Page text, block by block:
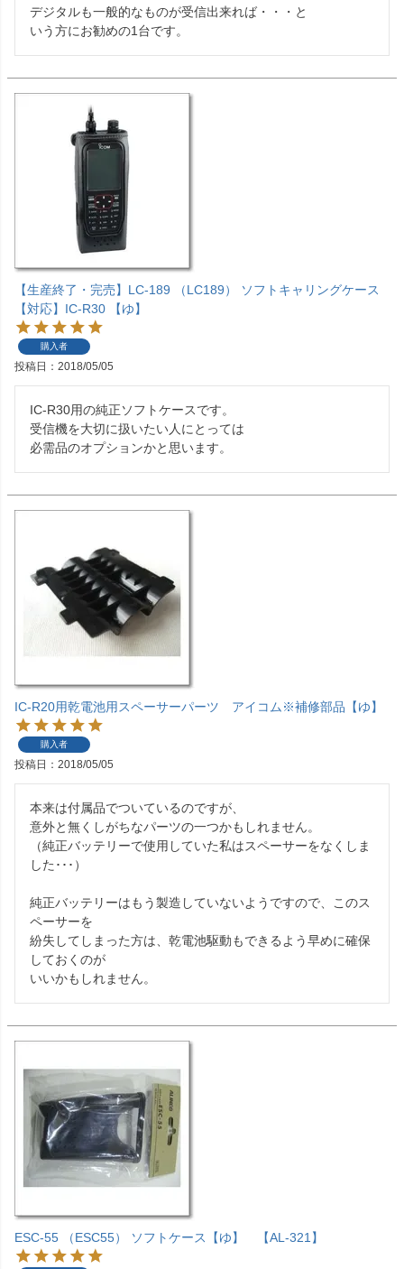
デジタルも一般的なものが受信出来れば・・・と
いう方にお勧めの1台です。
【生産終了・完売】LC-189 （LC189） ソフトキャリングケース
【対応】IC-R30 【ゆ】
購入者
投稿日 2018/05/05
IC-R30用の純正ソフトケースです。
受信機を大切に扱いたい人にとっては
必需品のオプションかと思います。
IC-R20用乾電池用スペーサーパーツ アイコム※補修部品【ゆ】
購入者
投稿日 2018/05/05
本来は付属品でついているのですが、
意外と無くしがちなパーツの一つかもしれません。
（純正バッテリーで使用していた私はスペーサーをなくしま
した･･･）
純正バッテリーはもう製造していないようですので、このス
ペーサーを
紛失してしまった方は、乾電池駆動もできるよう早めに確保
しておくのが
いいかもしれません。
ESC-55 （ESC55） ソフトケース【ゆ】 【AL-321】